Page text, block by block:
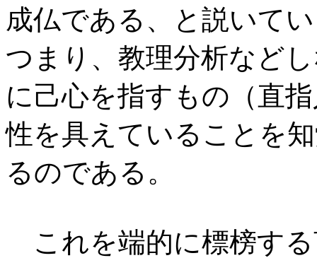
成仏である、と説いて
つまり、教理分析など
に己心を指すもの（直
性を具えていることを
るのである。
これを端的に標榜す